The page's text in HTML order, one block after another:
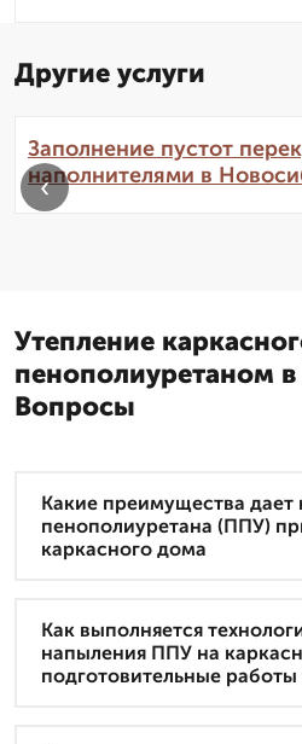
Другие услуги
Заполнение пустот
наполнителями в
‹
Утепление
пенополиуретаном
Вопросы
Какие преимущества дает
пенополиуретана (ППУ)
каркасного дома
Как выполняется
напыления ППУ на
подготовительные